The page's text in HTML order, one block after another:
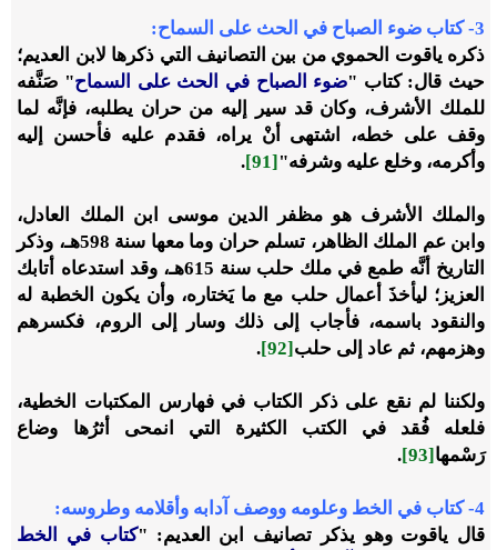
3
-كتاب ضوء الصباح في الحث على السماح:
ذكره ياقوت الحموي من بين التصانيف التي ذكرها لابن العديم؛
حيث قال: كتاب "ضوء الصباح في الحث على السماح" صَنَّفه
للملك الأشرف، وكان قد سير إليه من حران يطلبه، فإنَّه لما
وقف على خطه، اشتهى أنْ يراه، فقدم عليه فأحسن إليه
وأكرمه، وخلع عليه وشرفه" [91]
.
والملك الأشرف هو مظفر الدين موسى ابن الملك العادل،
وابن عم الملك الظاهر، تسلم حران وما معها سنة 598هـ، وذكر
التاريخ أنَّه طمع في ملك حلب سنة 615هـ، وقد استدعاه أتابك
العزيز؛ ليأخذَ أعمال حلب مع ما يَختاره، وأن يكون الخطبة له
والنقود باسمه، فأجاب إلى ذلك وسار إلى الروم، فكسرهم
وهزمهم، ثم عاد إلى حلب [92]
.
ولكننا لم نقع على ذكر الكتاب في فهارس المكتبات الخطية،
فلعله فُقد في الكتب الكثيرة التي انمحى أثرُها وضاع
رَسْمها [93]
.
4
-كتاب في الخط وعلومه ووصف آدابه وأقلامه وطروسه:
قال ياقوت وهو يذكر تصانيف ابن العديم: "كتاب في الخط